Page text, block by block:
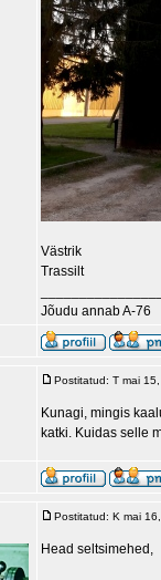
Västrik
Trassilt
Jõudu annab A-76
Postitatud: T mai
Kunagi, mingis
katki. Kuidas selle
Postitatud: K mai
Head seltsimehed,